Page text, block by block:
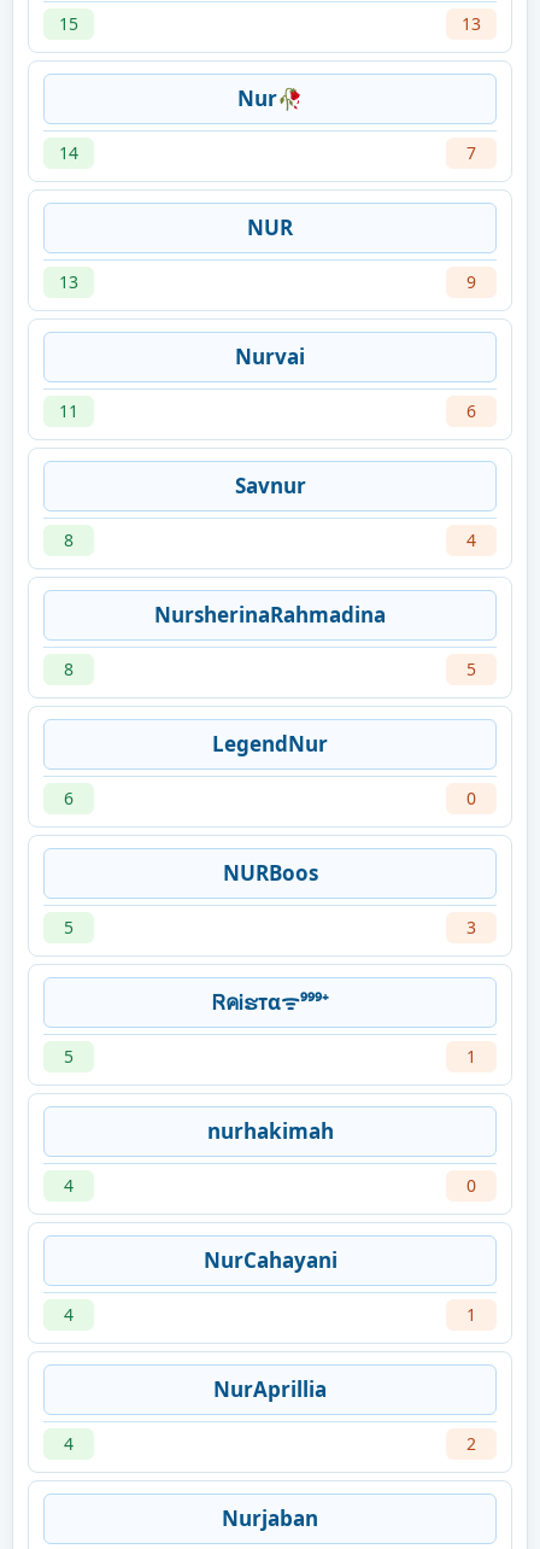
15 13
Nur🥀
14 7
NUR
13 9
Nurvai
11 6
Savnur
8 4
NursherinaRahmadina
8 5
LegendNur
6 0
NURBoos
5 3
ᏒคᎥຮᴛαᯤ⁹⁹⁹⁺
5 1
nurhakimah
4 0
NurCahayani
4 1
NurAprillia
4 2
Nurjaban